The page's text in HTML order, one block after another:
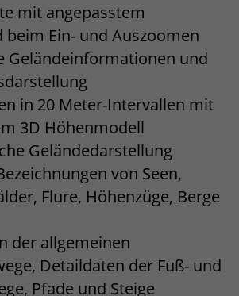
mit angepasstem
beim Ein- und Auszoomen
Geländeinformationen und
in 20 Meter-Intervallen mit
3D Höhenmodell
Geländedarstellung
von Seen,
Flure, Höhenzüge, Berge
der allgemeinen
Detaildaten der Fuß- und
Pfade und Steige